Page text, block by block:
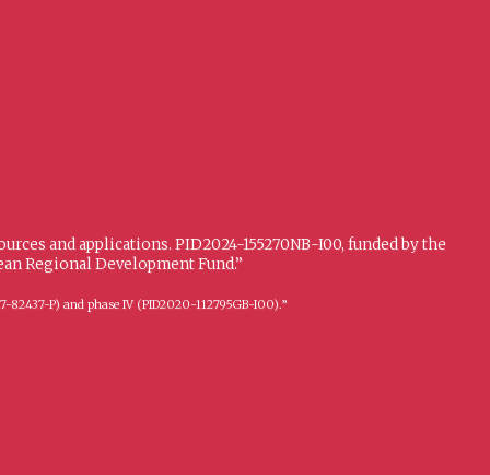
and applications. PID2024-155270NB-I00, funded by the
Regional Development Fund.”
82437-P) and phase IV (PID2020-112795GB-I00).”